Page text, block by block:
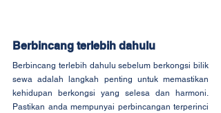
Berbincang terlebih dahulu
Berbincang terlebih dahulu sebelum berkongsi bilik
sewa adalah langkah penting untuk memastikan
kehidupan berkongsi yang selesa dan harmoni.
Pastikan anda mempunyai perbincangan terperinci